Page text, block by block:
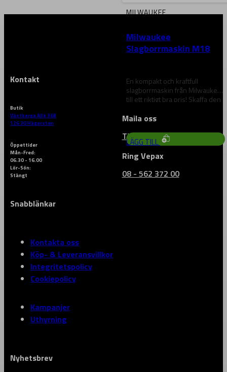
MILWAUKEE
Milwaukee
Slagborrmaskin M18
En kompakt och kraftfull
slagborrmaskin från Milwaukee
till ett riktigt bra pris! Skaffa den
3 438kr
LÄGG TILL
Kontakt
Butik
Västberga Allé 36B
126 30 Hägersten
Maila oss
Till vårt kontaktformulär
Öppettider
Mån-Fred:
06.30 - 16.00
Lör-Sön:
Stängt
Ring Vepax
08 - 562 372 00
Snabblänkar
Kontakta oss
Köp- & Leveransvillkor
Integritetspolicy
Cookiepolicy
Kampanjer
Uthyrning
Nyhetsbrev